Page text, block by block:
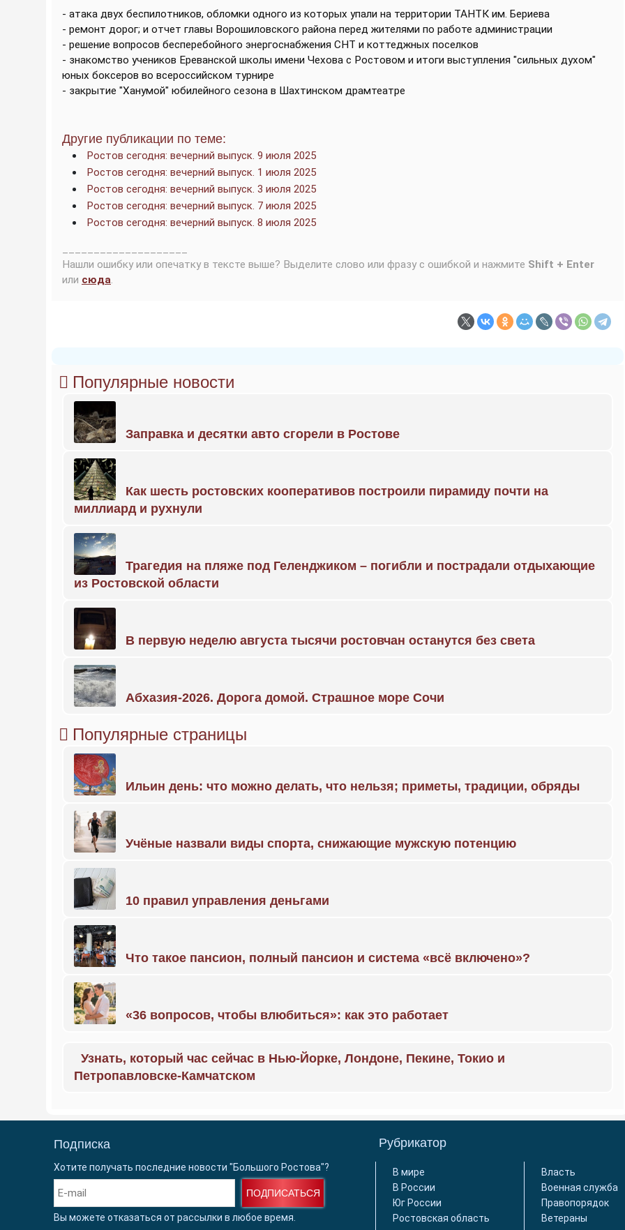
- атака двух беспилотников, обломки одного из которых упали на территории ТАНТК им. Бериева
- ремонт дорог; и отчет главы Ворошиловского района перед жителями по работе администрации
- решение вопросов бесперебойного энергоснабжения СНТ и коттеджных поселков
- знакомство учеников Ереванской школы имени Чехова с Ростовом и итоги выступления "сильных духом"
юных боксеров во всероссийском турнире
- закрытие "Ханумой" юбилейного сезона в Шахтинском драмтеатре
Другие публикации по теме:
Ростов сегодня: вечерний выпуск. 9 июля 2025
Ростов сегодня: вечерний выпуск. 1 июля 2025
Ростов сегодня: вечерний выпуск. 3 июля 2025
Ростов сегодня: вечерний выпуск. 7 июля 2025
Ростов сегодня: вечерний выпуск. 8 июля 2025
Нашли ошибку или опечатку в тексте выше? Выделите слово или фразу с ошибкой и нажмите Shift + Enter
или сюда.
Популярные новости
Заправка и десятки авто сгорели в Ростове
Как шесть ростовских кооперативов построили пирамиду почти на
миллиард и рухнули
Трагедия на пляже под Геленджиком – погибли и пострадали отдыхающие
из Ростовской области
В первую неделю августа тысячи ростовчан останутся без света
Абхазия-2026. Дорога домой. Страшное море Сочи
Популярные страницы
Ильин день: что можно делать, что нельзя; приметы, традиции, обряды
Учёные назвали виды спорта, снижающие мужскую потенцию
10 правил управления деньгами
Что такое пансион, полный пансион и система «всё включено»?
«36 вопросов, чтобы влюбиться»: как это работает
Узнать, который час сейчас в Нью-Йорке, Лондоне, Пекине, Токио и
Петропавловске-Камчатском
Подписка
Хотите получать последние новости "Большого Ростова"?
ПОДПИСАТЬСЯ
Вы можете отказаться от рассылки в любое время.
Рубрикатор
В мире
В России
Юг России
Ростовская область
Власть
Военная служба
Правопорядок
Ветераны